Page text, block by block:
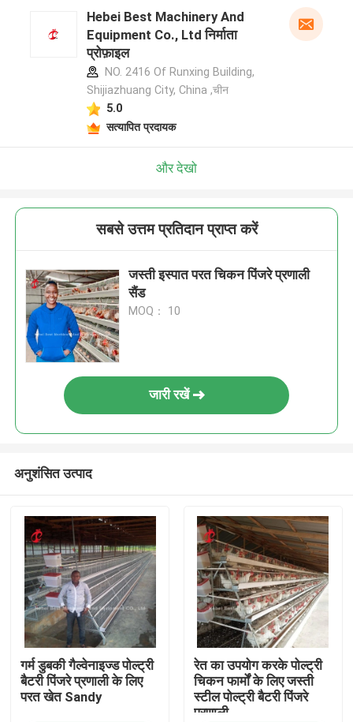
Hebei Best Machinery And
Equipment Co., Ltd निर्माता
प्रोफ़ाइल
NO. 2416 Of Runxing Building,
Shijiazhuang City, China ,चीन
5.0
सत्यापित प्रदायक
और देखो
सबसे उत्तम प्रतिदान प्राप्त करें
जस्ती इस्पात परत चिकन पिंजरे प्रणाली
सैंड
MOQ： 10
जारी रखें
अनुशंसित उत्पाद
गर्म डुबकी गैल्वेनाइज्ड पोल्ट्री
बैटरी पिंजरे प्रणाली के लिए
परत खेत Sandy
रेत का उपयोग करके पोल्ट्री
चिकन फार्मों के लिए जस्ती
स्टील पोल्ट्री बैटरी पिंजरे
प्रणाली